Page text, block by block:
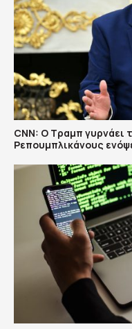
CNN: Ο Τραμπ γυρνάει
Ρεπουμπλικάνους